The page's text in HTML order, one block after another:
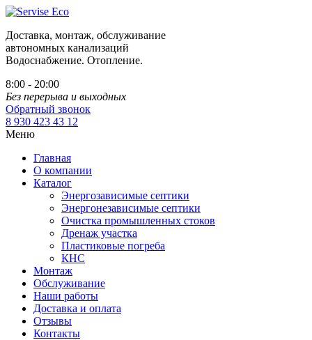
Доставка, монтаж, обслуживание
автономных канализаций
Водоснабжение. Отопление.
8:00 - 20:00
Без перерыва и выходных
Обратный звонок
8 930 423 43 12
Меню
Главная
О компании
Каталог
Энергозависимые септики
Энергонезависимые септики
Очистка промышленных стоков
Дренаж участка
Пластиковые погреба
КНС
Монтаж
Обслуживание
Наши работы
Доставка и оплата
Отзывы
Контакты